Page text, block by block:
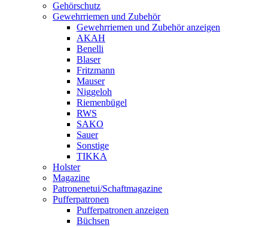
Gehörschutz
Gewehrriemen und Zubehör
Gewehrriemen und Zubehör anzeigen
AKAH
Benelli
Blaser
Fritzmann
Mauser
Niggeloh
Riemenbügel
RWS
SAKO
Sauer
Sonstige
TIKKA
Holster
Magazine
Patronenetui/Schaftmagazine
Pufferpatronen
Pufferpatronen anzeigen
Büchsen